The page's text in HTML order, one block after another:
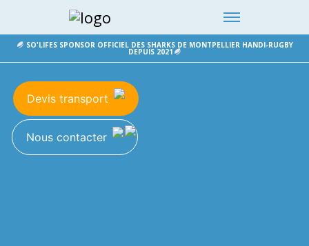
SO'LIFES SPONSOR OFFICIEL DES SHARKS DE MONTPELLIER HANDI-RUGBY
DEPUIS 2021
DEPUIS 2011solutions adaptées
en touteliberté!
Devis transport
Nous contacter